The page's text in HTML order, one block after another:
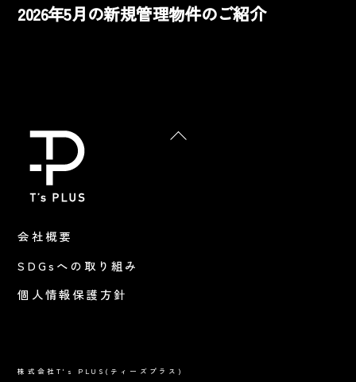
2026年5月の新規管理物件のご紹介
Back
会社概要
SDGsへの取り組み
個人情報保護方針
株式会社T's PLUS(ティーズプラス)